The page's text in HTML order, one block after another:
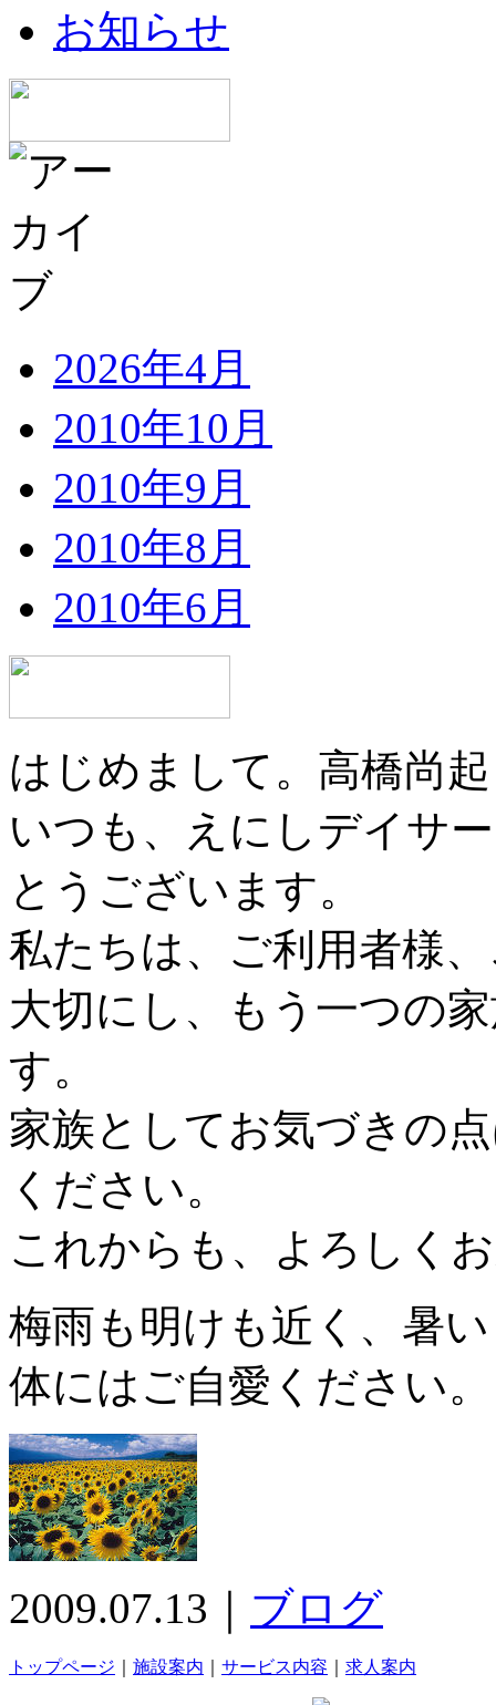
お知らせ
2026年4月
2010年10月
2010年9月
2010年8月
2010年6月
はじめまして。高橋尚
いつも、えにしデイサ
とうございます。
私たちは、ご利用者様
大切にし、もう一つの
す。
家族としてお気づきの
ください。
これからも、よろしく
梅雨も明けも近く、暑
体にはご自愛ください。
2009.07.13｜ ブログ
トップページ 施設案内 サービス内容 求人案内